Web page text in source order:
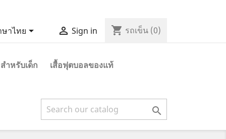
าไทย  Sign in shopping_cart รถเข็น (0)
ำหรับเด็ก
เสื้อฟุตบอลของแท้
